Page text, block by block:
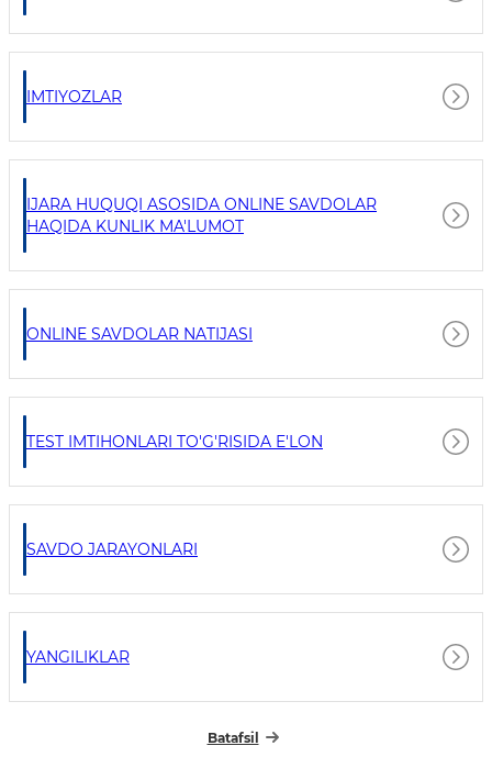
IMTIYOZLAR
IJARA HUQUQI ASOSIDA ONLINE SAVDOLAR
HAQIDA KUNLIK MA'LUMOT
ONLINE SAVDOLAR NATIJASI
TEST IMTIHONLARI TO'G'RISIDA E'LON
SAVDO JARAYONLARI
YANGILIKLAR
Batafsil